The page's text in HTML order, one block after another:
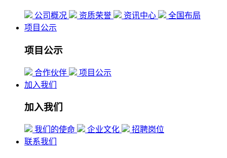
公司概况 资质荣誉 资讯中心
全国布局
项目公示
项目公示
合作伙伴
项目公示
加入我们
加入我们
我们的使命 企业文化
招聘岗位
联系我们